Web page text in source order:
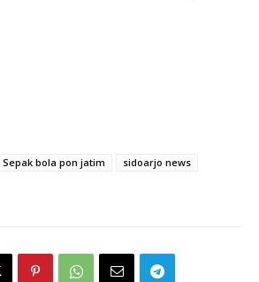
Sepak bola pon jatim
sidoarjo news